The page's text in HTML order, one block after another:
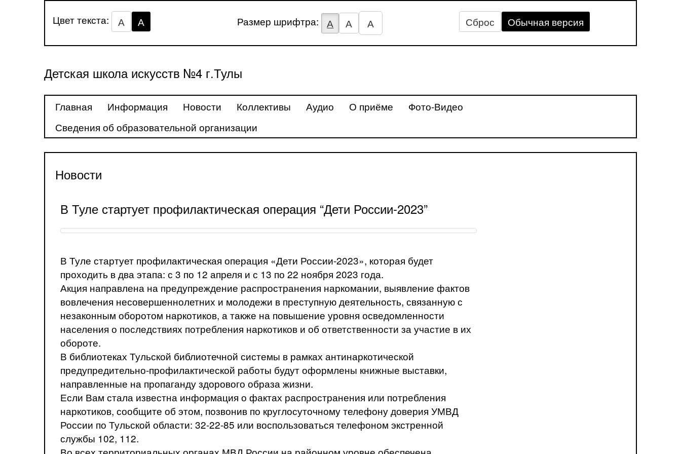
Цвет текста: А А Размер шрифтра: А А А Сброс Обычная версия
Детская школа искусств №4 г.Тулы
Главная Информация Новости Коллективы Аудио О приёме
Фото-Видео
Сведения об образовательной организации
Новости
В Туле стартует профилактическая операция “Дети России-2023”
В Туле стартует профилактическая операция «Дети России-2023», которая будет
проходить в два этапа: с 3 по 12 апреля и с 13 по 22 ноября 2023 года.
Акция направлена на предупреждение распространения наркомании, выявление фактов
вовлечения несовершеннолетних и молодежи в преступную деятельность, связанную с
незаконным оборотом наркотиков, а также на повышение уровня осведомленности
населения о последствиях потребления наркотиков и об ответственности за участие в их
обороте.
В библиотеках Тульской библиотечной системы в рамках антинаркотической
предупредительно-профилактической работы будут оформлены книжные выставки,
направленные на пропаганду здорового образа жизни.
Если Вам стала известна информация о фактах распространения или потребления
наркотиков, сообщите об этом, позвонив по круглосуточному телефону доверия УМВД
России по Тульской области: 32-22-85 или воспользоваться телефоном экстренной
службы 102, 112.